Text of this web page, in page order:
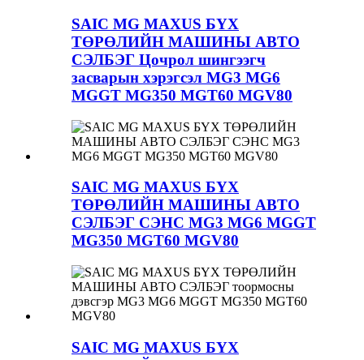
SAIC MG MAXUS БҮХ
ТӨРӨЛИЙН МАШИНЫ АВТО
СЭЛБЭГ Цочрол шингээгч
засварын хэрэгсэл MG3 MG6
MGGT MG350 MGT60 MGV80
SAIC MG MAXUS БҮХ
ТӨРӨЛИЙН МАШИНЫ АВТО
СЭЛБЭГ СЭНС MG3 MG6 MGGT
MG350 MGT60 MGV80
SAIC MG MAXUS БҮХ